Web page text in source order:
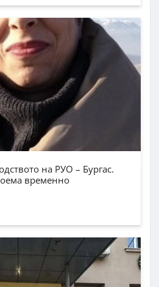
на РУО – Бургас.
временно